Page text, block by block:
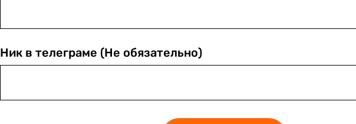
Ник в телеграме (Не обязательно)